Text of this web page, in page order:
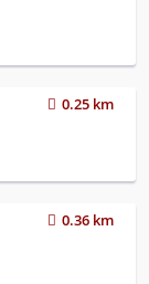
0.25 km
0.36 km